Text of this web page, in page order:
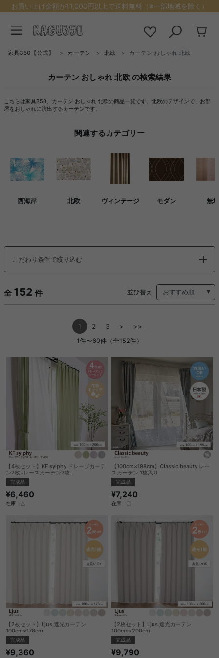
お買い上げ金額が11,000円以上で送料無料（※一部地域を除く）
家具350【公式】 カーテン 北欧 カーテン おしゃれ 北欧
カーテン おしゃれ 北欧 の検索結果
こちらは家具350、カーテン おしゃれ 北欧の商品一覧です。北欧のデザインで、お部
屋をおしゃれに演出するカーテンです。
関連するカテゴリー
西海岸 北欧 ヴィンテージ モダン 無地
こだわり条件で絞り込む
全 152 件 並び替え
1 2 3 >
>>
1件〜60件（全152件）
【4枚セット】KF sylphy ドレープカーテ
ン2枚+レースカーテン2枚
100cm×200cm
完成品
¥6,460
在庫：△
【100cm×198cm】Classic beauty レー
スカーテン 1枚入り
完成品
¥7,240
在庫：〇
【2枚セット】Ljus 遮光カーテン
100cm×178cm
完成品
¥9,360
【2枚セット】Ljus 遮光カーテン
100cm×200cm
完成品
¥9,790